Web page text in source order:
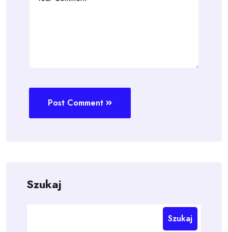
Post Comment
Szukaj
Szukaj